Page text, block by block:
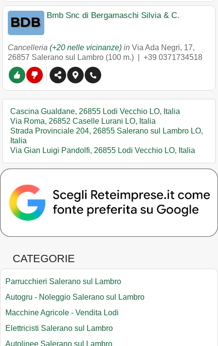
Bmb Snc di Bergamaschi Silvia & C.
Cancelleria (+20 nelle vicinanze) in Via Ada Negri, 17,
26857 Salerano sul Lambro (100 m.) | +39 0371734518
Cascina Gualdane, 26855 Lodi Vecchio LO, Italia
Via Roma, 26852 Caselle Lurani LO, Italia
Strada Provinciale 204, 26855 Salerano sul Lambro LO,
Italia
Via Gian Luigi Pandolfi, 26855 Lodi Vecchio LO, Italia
CATEGORIE
Parrucchieri Salerano sul Lambro
Autogru - Noleggio Salerano sul Lambro
Macchine Agricole - Vendita Lodi
Elettricisti Salerano sul Lambro
Autolinee Salerano sul Lambro